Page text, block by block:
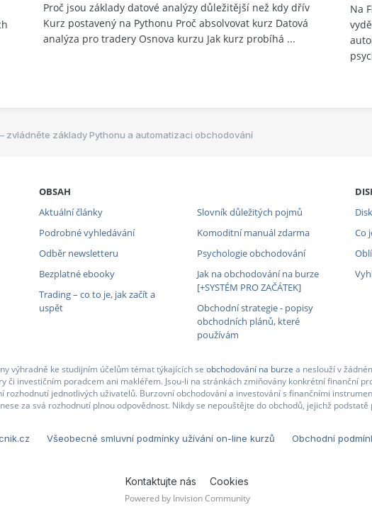
Proč jsou základy datové analýzy důležitější než kdy dřív
Kurz postavený na Pythonu Proč absolvovat kurz Datová
analýza pro tradery Osnova kurzu Jak kurz probíhá ...
Na
zvládněte základy Pythonu a automatizaci obchodování
OBSAH
Aktuální články
Podrobné vyhledávání
Odběr newsletteru
Bezplatné ebooky
Trading – co to je, jak začít a
uspět
Slovník důležitých pojmů
Komoditní manuál zdarma
Psychologie obchodování
Jak na obchodování na burze
[+SYSTÉM PRO ZAČÁTEK]
Obchodní strategie - popisy
obchodních plánů, které
používám
Co
výhradně ke studijním účelům témat týkajících se obchodování na burze a neslouží v
investičním poradcem ani makléřem. Jsou-li na stránkách zmiňovány konkrétní finanční
jednotlivých uživatelů. Burzovní obchodování a investování s finančními
za svá rozhodnutí plnou odpovědnost. Nikdy se nepouštějte do obchodů, jejichž
Všeobecné smluvní podmínky užívání on-line kurzů Obchodní
Kontaktujte nás
Cookies
Powered by Invision Community